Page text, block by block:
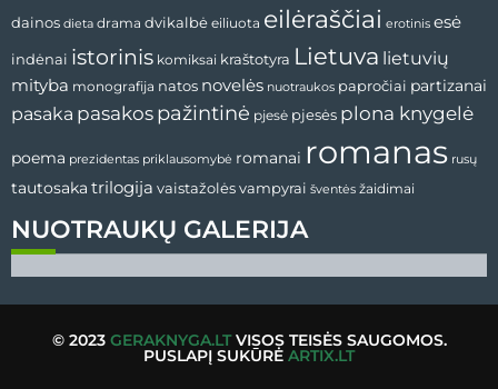
NUOTRAUKŲ GALERIJA
dainos dieta drama dvikalbė eiliuota eilėraščiai erotinis esė
indėnai istorinis komiksai kraštotyra Lietuva lietuvių
mityba monografija natos novelės nuotraukos papročiai partizanai
pasaka pasakos pažintinė pjesė pjesės plona knygelė
poema prezidentas priklausomybė romanai romanas rusų
tautosaka trilogija vaistažolėsvampyrai šventės žaidimai
© 2023 GERAKNYGA.LTVISOS TEISĖS SAUGOMOS.
PUSLAPĮ SUKŪRĖ ARTIX.LT